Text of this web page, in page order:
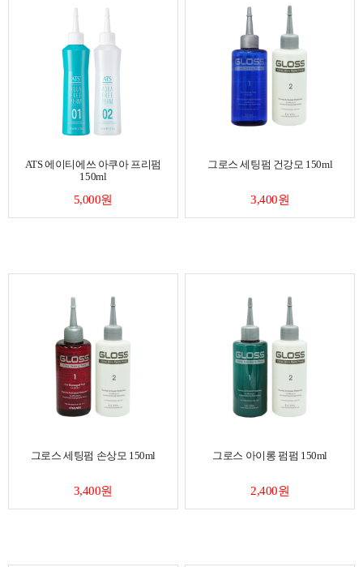
ATS 에이티에쓰 아쿠아 프리펌
150ml
5,000원
그로스 세팅펌 건강모 150ml
3,400원
그로스 세팅펌 손상모 150ml
3,400원
그로스 아이롱 펌펌 150ml
2,400원